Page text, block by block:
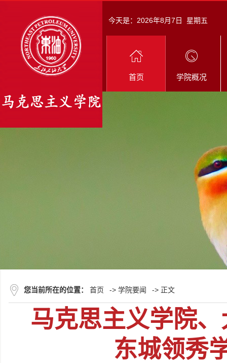
今天是： 2026年8月7日 星期五
首页 学院概况
您当前所在的位置： 首页 -> 学院要闻 -> 正文
马克思主义学院
东城领秀